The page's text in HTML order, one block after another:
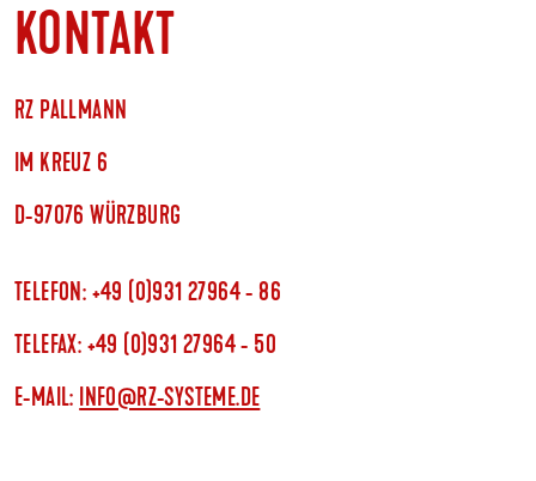
KONTAKT
RZ PALLMANN
IM KREUZ 6
D-97076 WÜRZBURG
TELEFON: +49 (0)931 27964 - 86
TELEFAX: +49 (0)931 27964 - 50
E-MAIL: INFO@RZ-SYSTEME.DE